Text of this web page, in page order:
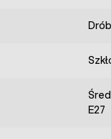
E27